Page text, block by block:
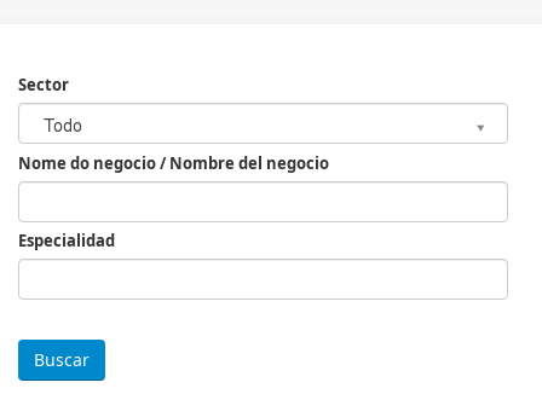
Sector
Todo
Sector
Nome do negocio / Nombre del negocio
Especialidad